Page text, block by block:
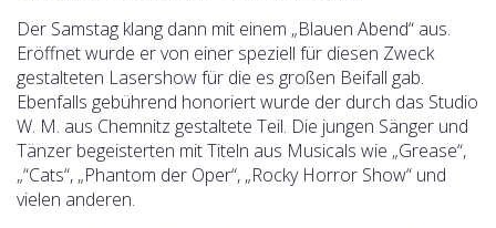
Der Samstag klang dann mit einem „Blauen Abend“ aus.
Eröffnet wurde er von einer speziell für diesen Zweck
gestalteten Lasershow für die es großen Beifall gab.
Ebenfalls gebührend honoriert wurde der durch das Studio
W. M. aus Chemnitz gestaltete Teil. Die jungen Sänger und
Tänzer begeisterten mit Titeln aus Musicals wie „Grease“,
„“Cats“, „Phantom der Oper“, „Rocky Horror Show“ und
vielen anderen.